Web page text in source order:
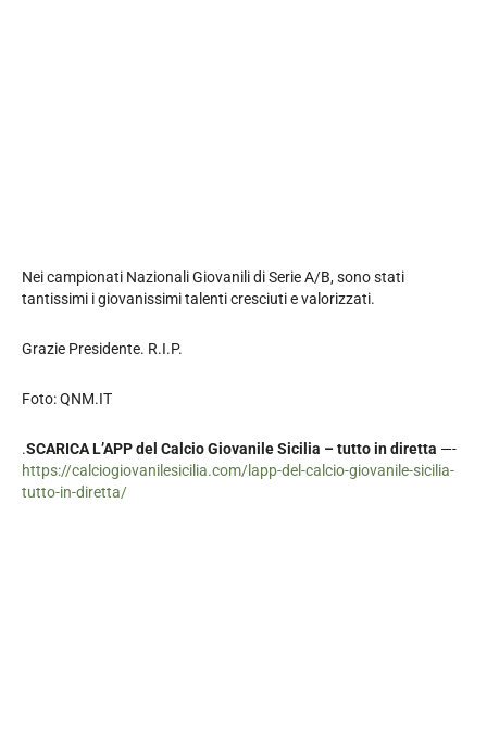
Nei campionati Nazionali Giovanili di Serie A/B, sono stati
tantissimi i giovanissimi talenti cresciuti e valorizzati.
Grazie Presidente. R.I.P.
Foto: QNM.IT
.SCARICA L’APP del Calcio Giovanile Sicilia – tutto in diretta —-
https://calciogiovanilesicilia.com/lapp-del-calcio-giovanile-sicilia-
tutto-in-diretta/